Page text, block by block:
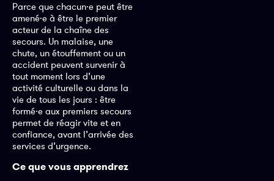
Parce que chacun·e peut être
amené·e à être le premier
acteur de la chaîne des
secours. Un malaise, une
chute, un étouffement ou un
accident peuvent survenir à
tout moment lors d’une
activité culturelle ou dans la
vie de tous les jours : être
formé·e aux premiers secours
permet de réagir vite et en
confiance, avant l’arrivée des
services d’urgence.
Ce que vous apprendrez